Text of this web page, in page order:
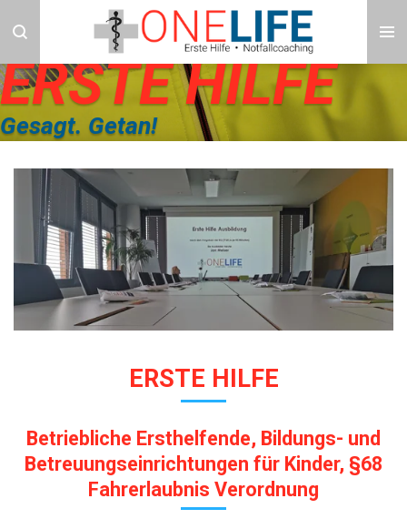
Zum
springen
ERSTE HILFE
Gesagt. Getan!
ERSTE HILFE
Betriebliche Ersthelfende, Bildungs- und
Betreuungseinrichtungen für Kinder, §68
Fahrerlaubnis Verordnung